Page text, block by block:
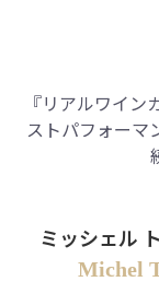
『リアルワイン
ストパフォーマ
ミッシェル
Michel